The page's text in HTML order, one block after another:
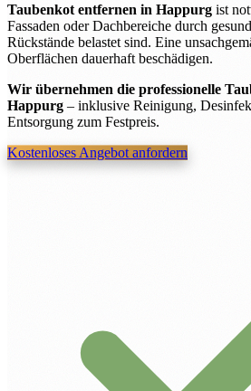
Taubenkot entfernen in Happurg ist
Fassaden oder Dachbereiche durch
Rückstände belastet sind. Eine
Oberflächen dauerhaft beschädigen.
Wir übernehmen die professionelle
Happurg– inklusive Reinigung,
Entsorgung zum Festpreis.
Kostenloses Angebot anfordern